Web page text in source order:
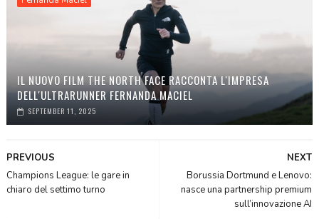
IL NUOVO FILM THE NORTH FACE RACCONTA L'IMPRESA
DELL'ULTRARUNNER FERNANDA MACIEL
SEPTEMBER 11, 2025
NEXT
Borussia Dortmund e Lenovo:
nasce una partnership premium
sull’innovazione AI
PREVIOUS
Champions League: le gare in
chiaro del settimo turno